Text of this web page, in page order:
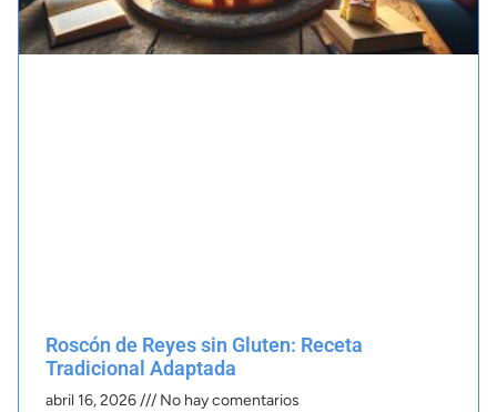
Roscón de Reyes sin Gluten: Receta
Tradicional Adaptada
abril 16, 2026 No hay comentarios